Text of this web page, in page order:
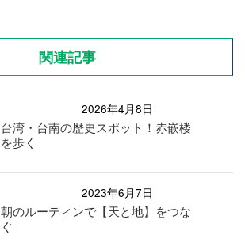
関連記事
2026年4月8日
台湾・台南の歴史スポット！赤嵌楼
を歩く
2023年6月7日
朝のルーティンで【天と地】をつな
ぐ